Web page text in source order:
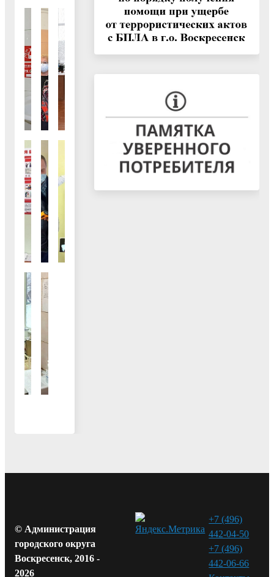
© Администрация
городского округа
Воскресенск, 2016 -
2026
+7 (496)
442-04-50
+7 (496)
442-06-66